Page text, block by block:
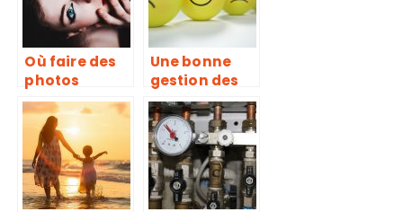
Où faire des
photos
glamour pour
assumer sa
féminité?
Une bonne
gestion des
émotions
aide à
avancer et à
s’épanouir